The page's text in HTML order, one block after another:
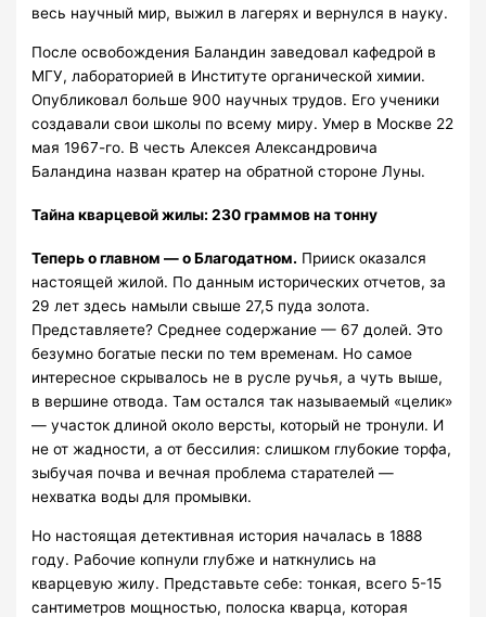
весь научный мир, выжил в лагерях и вернулся в науку.
После освобождения Баландин заведовал кафедрой в
МГУ, лабораторией в Институте органической химии.
Опубликовал больше 900 научных трудов. Его ученики
создавали свои школы по всему миру. Умер в Москве 22
мая 1967-го. В честь Алексея Александровича
Баландина назван кратер на обратной стороне Луны.
Тайна кварцевой жилы: 230 граммов на тонну
Теперь о главном — о Благодатном. Прииск оказался
настоящей жилой. По данным исторических отчетов, за
29 лет здесь намыли свыше 27,5 пуда золота.
Представляете? Среднее содержание — 67 долей. Это
безумно богатые пески по тем временам. Но самое
интересное скрывалось не в русле ручья, а чуть выше,
в вершине отвода. Там остался так называемый «целик»
— участок длиной около версты, который не тронули. И
не от жадности, а от бессилия: слишком глубокие торфа,
зыбучая почва и вечная проблема старателей —
нехватка воды для промывки.
Но настоящая детективная история началась в 1888
году. Рабочие копнули глубже и наткнулись на
кварцевую жилу. Представьте себе: тонкая, всего 5-15
сантиметров мощностью, полоска кварца, которая